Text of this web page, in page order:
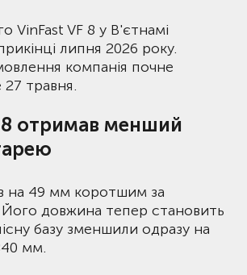
VinFast VF 8 у В'єтнамі
липня 2026 року.
компанія почне
травня.
8 отримав менший
на 49 мм коротшим за
довжина тепер становить
базу зменшили одразу на
мм.